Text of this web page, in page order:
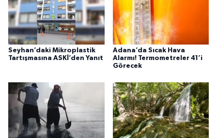
Seyhan’daki Mikroplastik
Tartışmasına ASKİ’den Yanıt
Adana’da Sıcak Hava
Alarmı! Termometreler 41’i
Görecek